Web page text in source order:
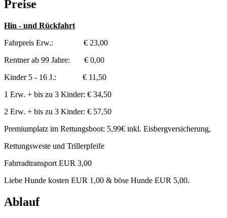
Preise
Hin - und Rückfahrt
Fahrpreis Erw.: € 23,00
Rentner ab 99 Jahre: € 0,00
Kinder 5 - 16 J.: € 11,50
1 Erw. + bis zu 3 Kinder: € 34,50
2 Erw. + bis zu 3 Kinder: € 57,50
Premiumplatz im Rettungsboot: 5,99€ inkl. Eisbergversicherung,
Rettungsweste und Trillerpfeife
Fahrradtransport EUR 3,00
Liebe Hunde kosten EUR 1,00 & böse Hunde EUR 5,00.
Ablauf